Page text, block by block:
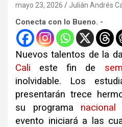
mayo 23, 2026 Julián Andrés
Conecta con lo Bueno. -
Nuevos talentos de la
Cali este fin de
inolvidable. Los
presentarán trece
su programa nacional
evento iniciará a las